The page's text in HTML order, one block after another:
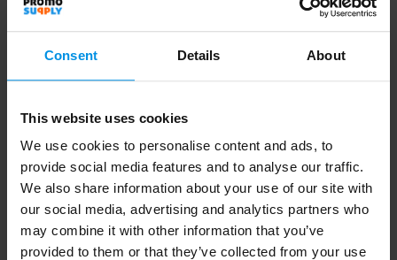
Consent Details About
This website uses cookies
We use cookies to personalise content and ads, to
provide social media features and to analyse our traffic.
We also share information about your use of our site with
our social media, advertising and analytics partners who
may combine it with other information that you’ve
provided to them or that they’ve collected from your use
COB en LED hoofdlamp
Al vanaf € 7,65
4 werkdag(en)
Al vanaf € 13,23
4 werkdag(en)